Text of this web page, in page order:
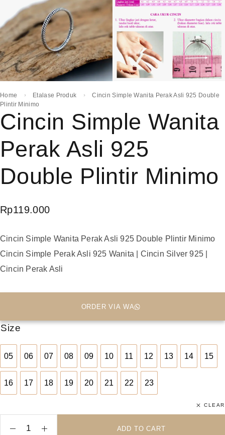
Home Etalase Produk
Cincin Simple Wanita Perak Asli 925 Double
Plintir Minimo
Cincin Simple Wanita
Perak Asli 925
Double Plintir Minimo
Rp119.000
Cincin Simple Wanita Perak Asli 925 Double Plintir Minimo
Cincin Simple Perak Asli 925 Wanita | Cincin Silver 925 |
Cincin Perak Asli
ORDER VIA WA
Size
05
05
06
06
07
07
08
08
09
09
10
10
11
11
12
12
13
13
14
14
15
15
16
16
17
17
18
18
19
19
20
20
21
21
22
22
23
23
CLEAR
ADD TO CART